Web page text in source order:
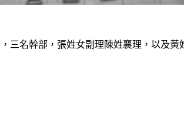
名幹部，張姓女副理陳姓襄理，以及